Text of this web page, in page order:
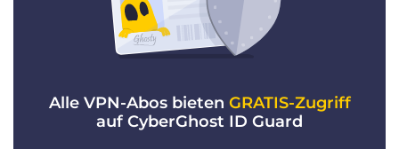
Alle VPN-Abos bieten GRATIS-Zugriff
auf CyberGhost ID Guard